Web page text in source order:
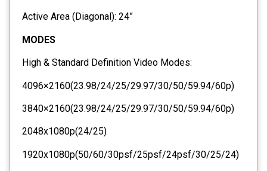
Active Area (Diagonal): 24”
MODES
High & Standard Definition Video Modes:
4096×2160(23.98/24/25/29.97/30/50/59.94/60p)
3840×2160(23.98/24/25/29.97/30/50/59.94/60p)
2048x1080p(24/25)
1920x1080p(50/60/30psf/25psf/24psf/30/25/24)